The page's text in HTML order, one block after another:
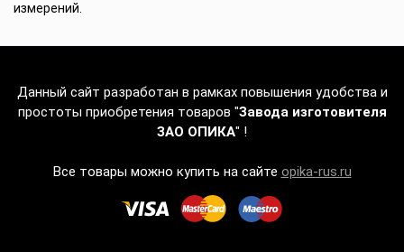
измерений.
Данный сайт разработан в рамках повышения удобства и
простоты приобретения товаров "Завода изготовителя
ЗАО ОПИКА" !
Все товары можно купить на сайте opika-rus.ru